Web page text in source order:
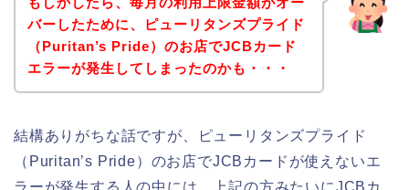
バーしたために、ピューリタンズプライド
（Puritan’s Pride）のお店でJCBカード
エラーが発生してしまったのかも・・・
結構ありがちな話ですが、ピューリタンズプライド
（Puritan’s Pride）のお店でJCBカードが使えないエ
ラーが発生する人の中には、上記の方みたいにJCBカ